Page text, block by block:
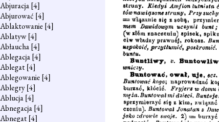
Abjuracja[4]
Abjurować [4]
Ablaktowanie [4]
Ablatyw[4]
Abłaucha[4]
Ablegacja[4]
Ablegat[4]
Ablegowanie [4]
Ablegry[4]
Ablucja[4]
Abnegacja[4]
Abnegat[4]